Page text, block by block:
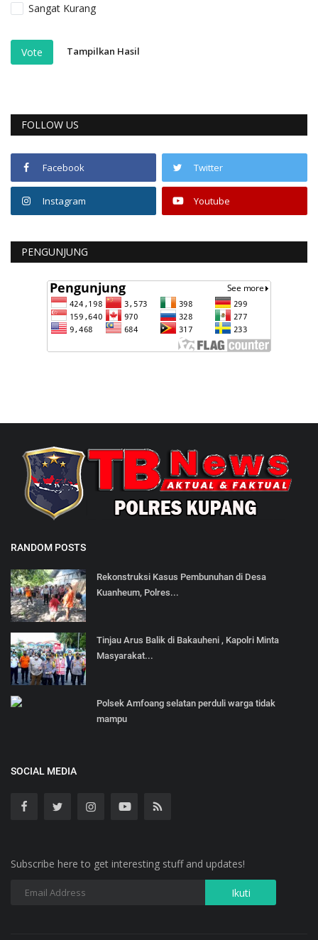
Sangat Kurang
Vote Tampilkan Hasil
FOLLOW US
Facebook Twitter
Instagram Youtube
PENGUNJUNG
RANDOM POSTS
Rekonstruksi Kasus Pembunuhan di Desa
Kuanheum, Polres...
Tinjau Arus Balik di Bakauheni , Kapolri Minta
Masyarakat...
Polsek Amfoang selatan perduli warga tidak
mampu
SOCIAL MEDIA
Subscribe here to get interesting stuff and updates!